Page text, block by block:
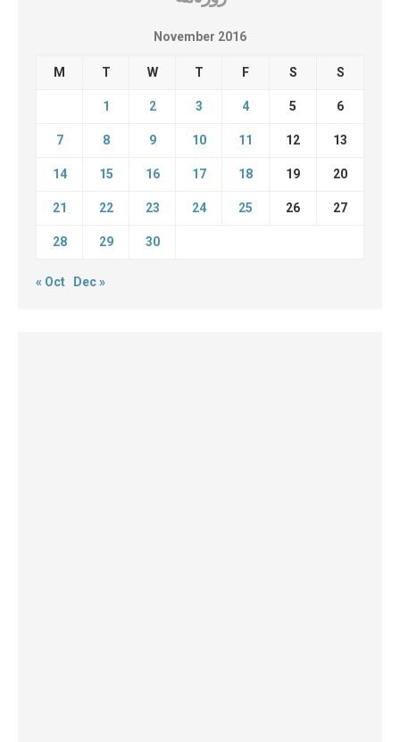
November 2016
M T W T F S S
1 2 3 4 5 6
7 8 9 10 11 12 13
14 15 16 17 18 19 20
21 22 23 24 25 26 27
28 29 30
« Oct Dec »